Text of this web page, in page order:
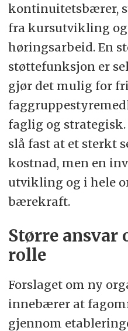
kontinuitetsbærer,
fra kursutvikling
høringsarbeid. En
støttefunksjon er
gjør det mulig for
faglig og
slå fast at et sterkt
kostnad, men en
utvikling og i hele
bærekraft.
Større ansvar
rolle
Forslaget om ny
innebærer at
gjennom